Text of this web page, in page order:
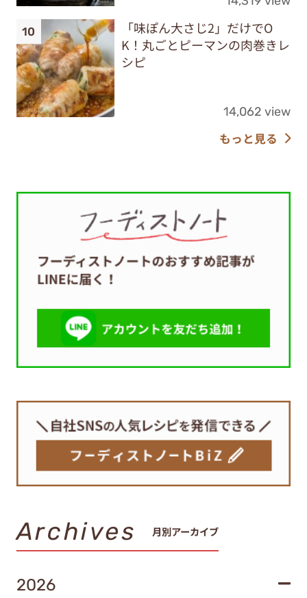
「味ぽん大さじ2」だけでO
K！丸ごとピーマンの肉巻きレ
シピ
14,062 view
もっと見る
Archives 月別アーカイブ
2026